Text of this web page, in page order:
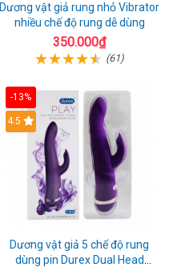
Dương vật giả rung nhỏ Vibrator
nhiều chế độ rung dễ dùng
350.000₫
(61)
-13%
Hot
4.5
Dương vật giả 5 chế độ rung
dùng pin Durex Dual Head